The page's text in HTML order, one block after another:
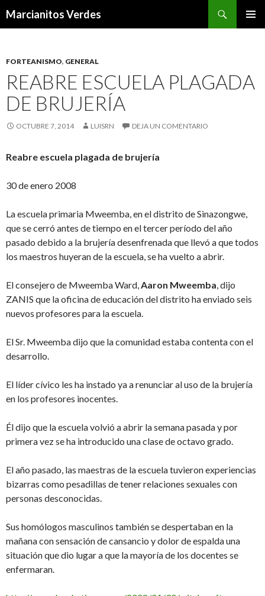
Marcianitos Verdes
FORTEANISMO, GENERAL
REABRE ESCUELA PLAGADA
DE BRUJERÍA
OCTUBRE 7, 2014 LUISRN DEJA UN COMENTARIO
Reabre escuela plagada de brujería
30 de enero 2008
La escuela primaria Mweemba, en el distrito de Sinazongwe,
que se cerró antes de tiempo en el tercer período del año
pasado debido a la brujería desenfrenada que llevó a que todos
los maestros huyeran de la escuela, se ha vuelto a abrir.
El consejero de Mweemba Ward,Aaron Mweemba, dijo
ZANIS que la oficina de educación del distrito ha enviado seis
nuevos profesores para la escuela.
El Sr. Mweemba dijo que la comunidad estaba contenta con el
desarrollo.
El líder cívico les ha instado ya a renunciar al uso de la brujería
en los profesores inocentes.
Él dijo que la escuela volvió a abrir la semana pasada y por
primera vez se ha introducido una clase de octavo grado.
El año pasado, las maestras de la escuela tuvieron experiencias
bizarras como pesadillas de tener relaciones sexuales con
personas desconocidas.
Sus homólogos masculinos también se despertaban en la
mañana con sensación de cansancio y dolor de espalda una
situación que dio lugar a que la mayoría de los docentes se
enfermaran.